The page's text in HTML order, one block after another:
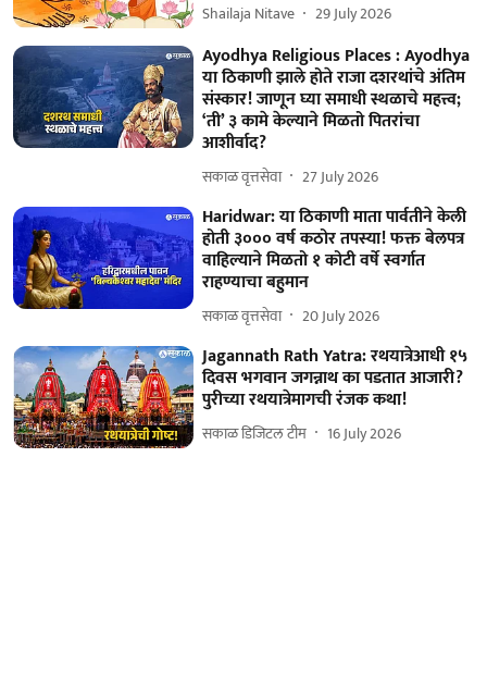
Shailaja Nitave 29 July 2026
Ayodhya Religious Places : Ayodhya
या ठिकाणी झाले होते राजा दशरथांचे अंतिम
संस्कार! जाणून घ्या समाधी स्थळाचे महत्त्व;
‘ती’ ३ कामे केल्याने मिळतो पितरांचा
आशीर्वाद?
सकाळ वृत्तसेवा 27 July 2026
Haridwar: या ठिकाणी माता पार्वतीने केली
होती ३००० वर्ष कठोर तपस्या! फक्त बेलपत्र
वाहिल्याने मिळतो १ कोटी वर्षे स्वर्गात
राहण्याचा बहुमान
सकाळ वृत्तसेवा 20 July 2026
Jagannath Rath Yatra: रथयात्रेआधी १५
दिवस भगवान जगन्नाथ का पडतात आजारी?
पुरीच्या रथयात्रेमागची रंजक कथा!
सकाळ डिजिटल टीम 16 July 2026